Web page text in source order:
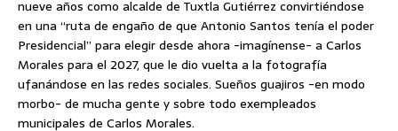
nueve años como alcalde de Tuxtla Gutiérrez convirtiéndose
en una “ruta de engaño de que Antonio Santos tenía el poder
Presidencial” para elegir desde ahora -imagínense- a Carlos
Morales para el 2027, que le dio vuelta a la fotografía
ufanándose en las redes sociales. Sueños guajiros -en modo
morbo- de mucha gente y sobre todo exempleados
municipales de Carlos Morales.